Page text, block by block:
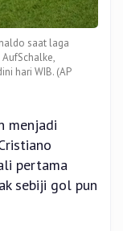
saat laga
hari WIB. (AP
menjadi
pertama
sebiji gol pun